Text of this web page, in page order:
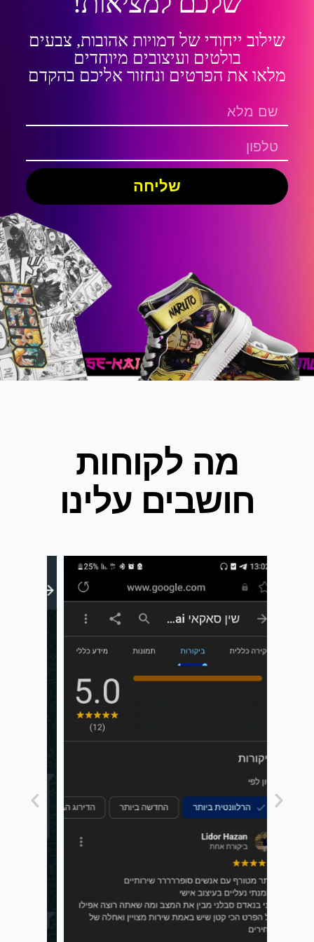
שילוב ייחודי של דמויות אהובות, צבעים
בולטים ועיצובים מיוחדים
מלאו את הפרטים ונחזור אליכם בהקדם
שליחה
מה לקוחות
חושבים עלינו